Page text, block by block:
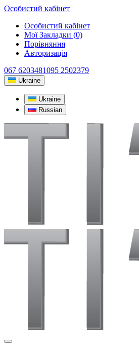
Особистий кабінет
Особистий кабінет
Мої Закладки (0)
Порівняння
Авторизація
067 6203481095 2502379
Ukraine
Ukraine
Russian